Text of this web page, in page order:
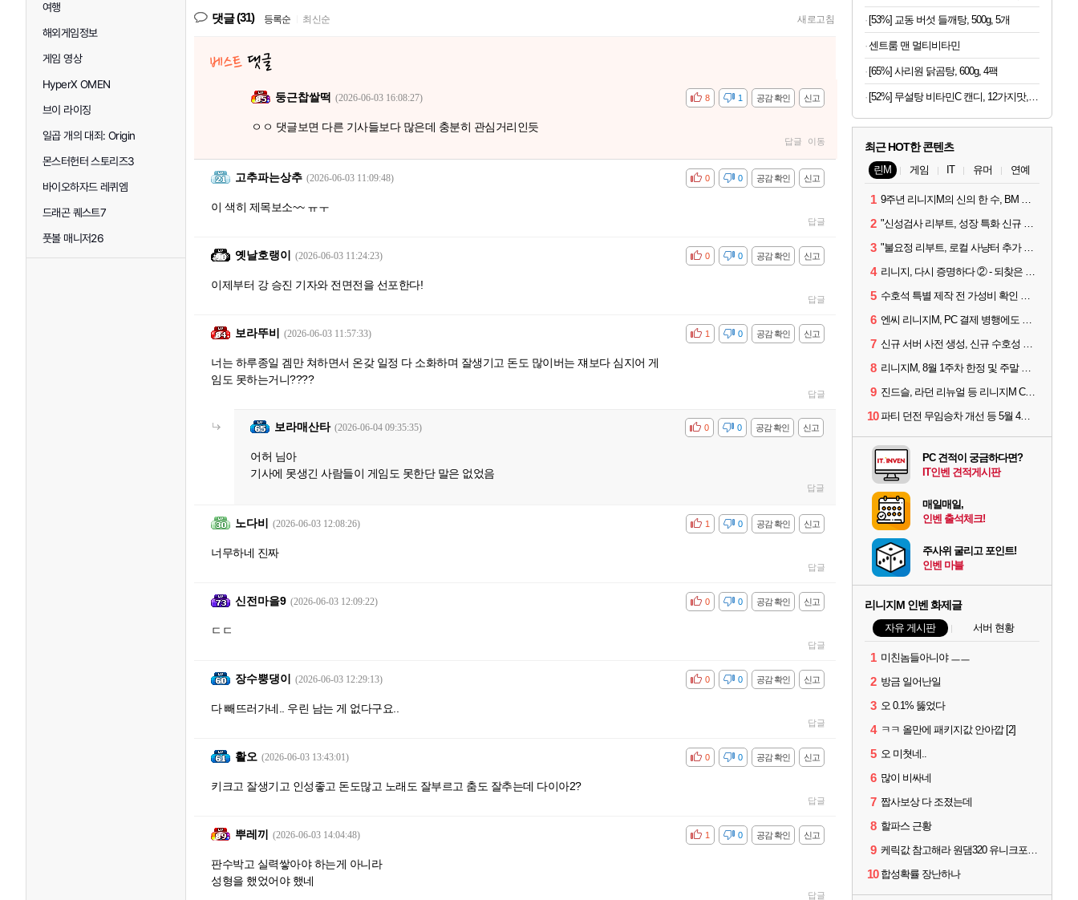
여행
해외게임정보
게임 영상
HyperX OMEN
브이 라이징
일곱 개의 대죄: Origin
몬스터헌터 스토리즈3
바이오하자드 레퀴엠
드래곤 퀘스트7
풋볼 매니저26
댓글(31) 등록순 최신순 새로고침
둥근찹쌀떡 (2026-06-03 16:08:27) 신고
공감 확인
비공감 1
8
ㅇㅇ 댓글보면 다른 기사들보다 많은데 충분히 관심거리인듯
답글 이동
고추파는상추 (2026-06-03 11:09:48) 신고
공감 확인
비공감 0
0
이 색히 제목보소~~ ㅠㅜ
답글
옛날호랭이 (2026-06-03 11:24:23) 신고
공감 확인
비공감 0
0
이제부터 강 승진 기자와 전면전을 선포한다!
답글
보라뚜비 (2026-06-03 11:57:33) 신고
공감 확인
비공감 0
1
너는 하루종일 겜만 쳐하면서 온갖 일정 다 소화하며 잘생기고 돈도 많이버는 쟤보다 심지어 게
임도 못하는거니????
답글
보라매산타 (2026-06-04 09:35:35) 신고
공감 확인
비공감 0
0
어허 님아
기사에 못생긴 사람들이 게임도 못한단 말은 없었음
답글
노다비 (2026-06-03 12:08:26) 신고
공감 확인
비공감 0
1
너무하네 진짜
답글
신전마을9 (2026-06-03 12:09:22) 신고
공감 확인
비공감 0
0
ㄷㄷ
답글
장수뿡댕이 (2026-06-03 12:29:13) 신고
공감 확인
비공감 0
0
다 빼뜨러가네.. 우린 남는 게 없다구요..
답글
활오 (2026-06-03 13:43:01) 신고
공감 확인
비공감 0
0
키크고 잘생기고 인성좋고 돈도많고 노래도 잘부르고 춤도 잘추는데 다이아2?
답글
뿌레끼 (2026-06-03 14:04:48) 신고
공감 확인
비공감 0
1
판수박고 실력쌓아야 하는게 아니라
성형을 했었어야 했네
답글
[53%] 교동 버섯 들깨탕, 500g, 5개
센트룸 맨 멀티비타민
[65%] 사리원 닭곰탕, 600g, 4팩
[52%] 무설탕 비타민C 캔디, 12가지맛, 1kg, 1개
최근 HOT한 콘텐츠
린M 게임 IT 유머 연예
1 9주년 리니지M의 신의 한 수, BM 장비 아데나 판매 예고
2 "신성검사 리부트, 성장 특화 신규 서버" 리니지M 3월 업데이트 예고
3 "불요정 리부트, 로컬 사냥터 추가 예정" 리니지M 9주년 업데이트 예고
4 리니지, 다시 증명하다 ② - 되찾은 모바일 왕좌
5 수호석 특별 제작 전 가성비 확인 필수! 3월 2주차 업데이트 이슈
6 엔씨 리니지M, PC 결제 병행에도 모바일 '매출 1위' 탈환
7 신규 서버 사전 생성, 신규 수호성 추가 등 3월 1주차 업데이트 이슈
8 리니지M, 8월 1주차 한정 및 주말 제작 정보
9 진드슬, 라던 리뉴얼 등 리니지M ContiNew 업데이트 핵심 요약
10 파티 던전 무임승차 개선 등 5월 4주차 업데이트 이슈
PC 견적이 궁금하다면?
IT인벤 견적게시판
매일매일,
인벤 출석체크!
주사위 굴리고 포인트!
인벤 마블
리니지M 인벤 화제글
자유 게시판 서버 현황
1 미친놈들아니야 ㅡㅡ
2 방금 일어난일
3 오 0.1% 뚫었다
4 ㅋㅋ 올만에 패키지값 안아깝 [2]
5 오 미쳣네..
6 많이 비싸네
7 짭사보상 다 조졌는데
8 할파스 근황
9 케릭값 참고해라 원댐320 유니크포함 풀 이동악세11 신변신인신성 풀문양5 풀수호성4
10 합성확률 장난하나